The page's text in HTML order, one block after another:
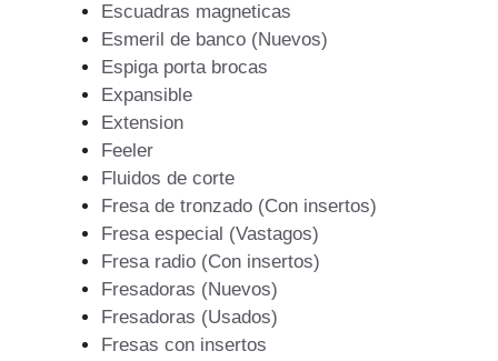
Escuadras magneticas
Esmeril de banco (Nuevos)
Espiga porta brocas
Expansible
Extension
Feeler
Fluidos de corte
Fresa de tronzado (Con insertos)
Fresa especial (Vastagos)
Fresa radio (Con insertos)
Fresadoras (Nuevos)
Fresadoras (Usados)
Fresas con insertos